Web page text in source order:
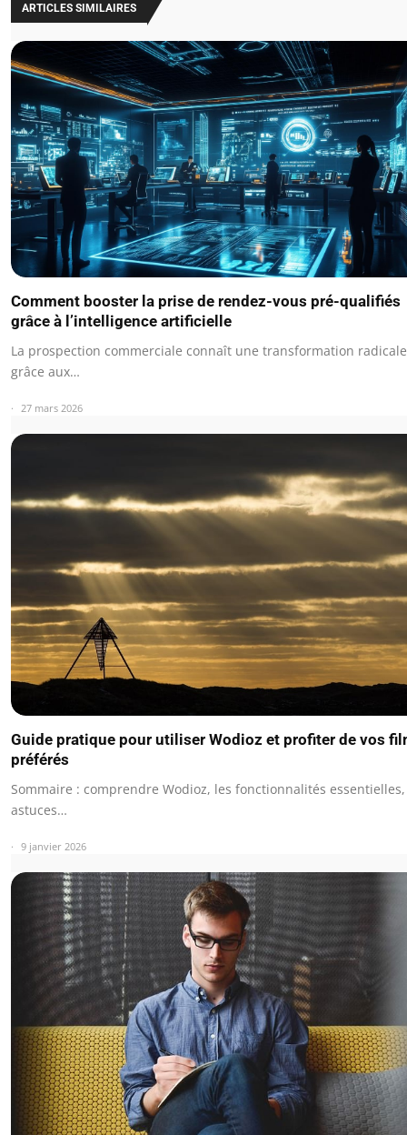
ARTICLES SIMILAIRES
Comment booster la prise de rendez-vous pré-qualifiés
grâce à l’intelligence artificielle
La prospection commerciale connaît une transformation radicale
grâce aux…
27 mars 2026
Guide pratique pour utiliser Wodioz et profiter de vos
préférés
Sommaire : comprendre Wodioz, les fonctionnalités
astuces…
9 janvier 2026